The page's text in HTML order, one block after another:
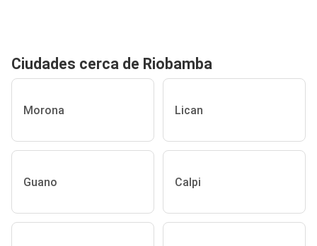
Ciudades cerca de Riobamba
Morona Lican
Guano Calpi